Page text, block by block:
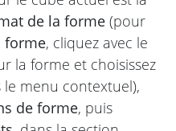
de la forme (pour
forme, cliquez avec le
la forme et choisissez
le menu contextuel),
de forme, puis